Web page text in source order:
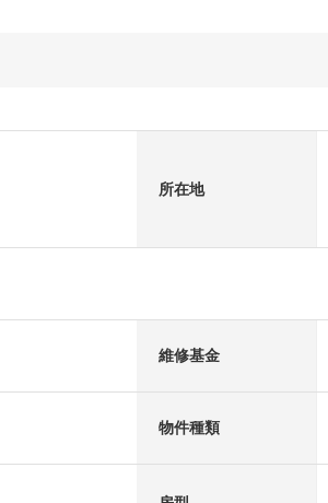
所在地
維修基金
物件種類